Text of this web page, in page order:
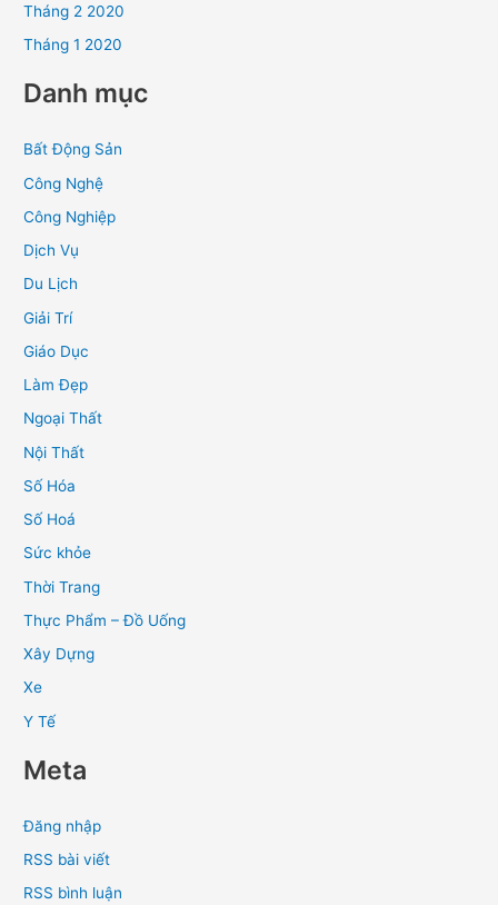
Tháng 2 2020
Tháng 1 2020
Danh mục
Bất Động Sản
Công Nghệ
Công Nghiệp
Dịch Vụ
Du Lịch
Giải Trí
Giáo Dục
Làm Đẹp
Ngoại Thất
Nội Thất
Số Hóa
Số Hoá
Sức khỏe
Thời Trang
Thực Phẩm – Đồ Uống
Xây Dựng
Xe
Y Tế
Meta
Đăng nhập
RSS bài viết
RSS bình luận